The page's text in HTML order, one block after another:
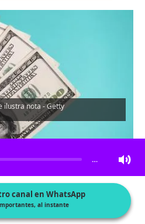
ilustra nota - Getty
el artículo
…
canal en WhatsApp
al instante